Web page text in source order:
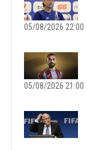
05/08/2026 22:00
05/08/2026 21:00